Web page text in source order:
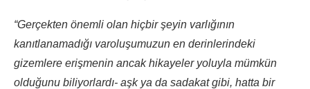
“Gerçekten önemli olan hiçbir şeyin varlığının
kanıtlanamadığı varoluşumuzun en derinlerindeki
gizemlere erişmenin ancak hikayeler yoluyla mümkün
olduğunu biliyorlardı- aşk ya da sadakat gibi, hatta bir